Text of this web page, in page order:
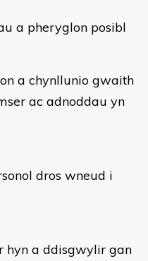
a pheryglon posibl
a chynllunio gwaith
ac adnoddau yn
dros wneud i
hyn a ddisgwylir gan